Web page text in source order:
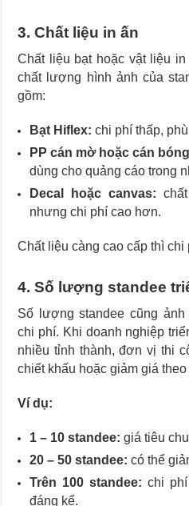
3. Chất liệu in ấn
Chất liệu bạt hoặc vật liệu
chất lượng hình ảnh của
gồm:
Bạt Hiflex: chi phí thấp,
PP cán mờ hoặc cán
dùng cho quảng cáo trong
Decal hoặc canvas:
nhưng chi phí cao hơn.
Chất liệu càng cao cấp thì chi
4. Số lượng standee
Số lượng standee cũng
chi phí. Khi doanh nghiệp
nhiều tỉnh thành, đơn vị thi
chiết khấu hoặc giảm giá
Ví dụ:
1 – 10 standee: giá tiêu
20 – 50 standee: có thể
Trên 100 standee: chi
đáng kể.